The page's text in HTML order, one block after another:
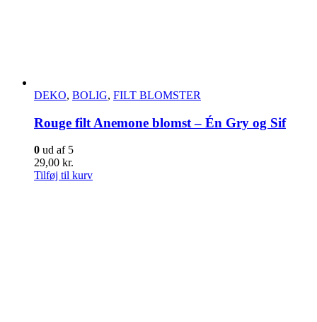
DEKO, BOLIG, FILT BLOMSTER
Rouge filt Anemone blomst – Én Gry og Sif
0 ud af 5
29,00 kr.
Tilføj til kurv